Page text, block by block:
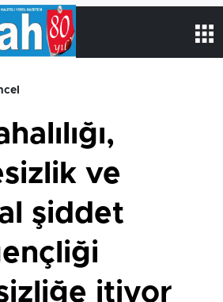
ve
şiddet
itiyor